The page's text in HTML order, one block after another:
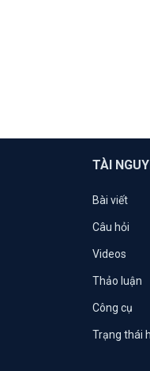
TÀI
Bài viết
Câu hỏi
Videos
Thảo luận
Công cụ
Trạng thái